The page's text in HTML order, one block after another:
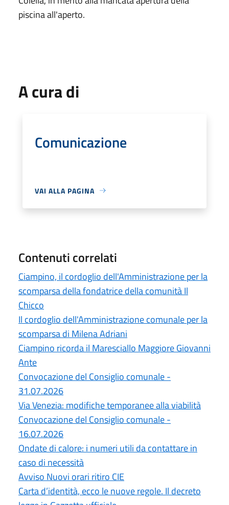
piscina all'aperto.
A cura di
Comunicazione
VAI ALLA PAGINA
Contenuti correlati
Ciampino, il cordoglio dell'Amministrazione per la
scomparsa della fondatrice della comunità Il
Chicco
Il cordoglio dell'Amministrazione comunale per la
scomparsa di Milena Adriani
Ciampino ricorda il Maresciallo Maggiore Giovanni
Ante
Convocazione del Consiglio comunale -
31.07.2026
Via Venezia: modifiche temporanee alla viabilità
Convocazione del Consiglio comunale -
16.07.2026
Ondate di calore: i numeri utili da contattare in
caso di necessità
Avviso Nuovi orari ritiro CIE
Carta d’identità, ecco le nuove regole. Il decreto